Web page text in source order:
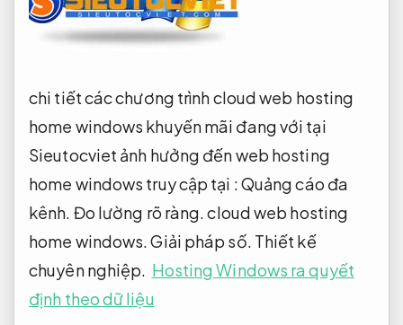
chi tiết các chương trình cloud web hosting
home windows khuyến mãi đang với tại
Sieutocviet ảnh hưởng đến web hosting
home windows truy cập tại :Quảng cáo đa
kênh. Đo lường rõ ràng. cloud web hosting
home windows.Giải pháp số. Thiết kế
chuyên nghiệp.
Hosting Windows ra quyết
định theo dữ liệu